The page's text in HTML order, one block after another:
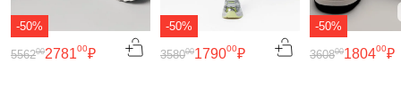
-50%
278100₽
556200
-50%
179000₽
358000
-50%
180400₽
360800